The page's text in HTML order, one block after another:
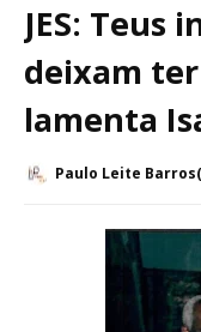
JES: Teus
deixam
lamenta
Paulo Leite